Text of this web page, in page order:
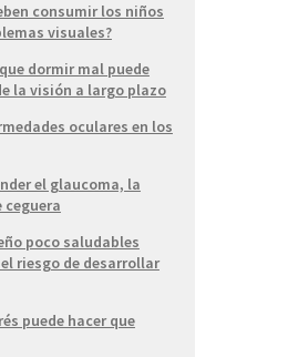
consumir los niños
visuales?
dormir mal puede
la visión a largo plazo
oculares en los
el glaucoma, la
poco saludables
riesgo de desarrollar
puede hacer que